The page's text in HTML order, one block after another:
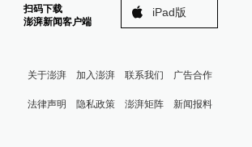
扫码下载
澎湃新闻客户端
iPad版
关于澎湃 加入澎湃 联系我们 广告合作
法律声明 隐私政策 澎湃矩阵 新闻报料